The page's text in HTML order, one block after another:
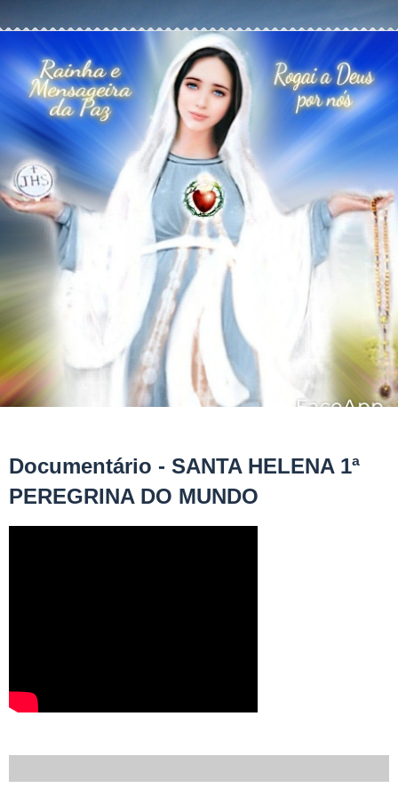
Documentário - SANTA HELENA 1ª
PEREGRINA DO MUNDO